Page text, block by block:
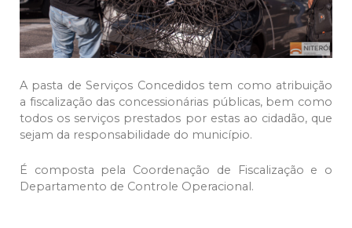
A pasta de Serviços Concedidos tem como atribuição
a fiscalização das concessionárias públicas, bem como
todos os serviços prestados por estas ao cidadão, que
sejam da responsabilidade do município.
É composta pela Coordenação de Fiscalização e o
Departamento de Controle Operacional.